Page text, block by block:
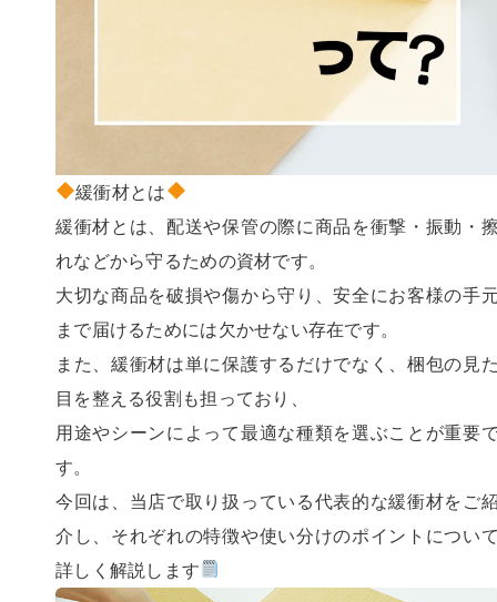
緩衝材とは
緩衝材とは、配送や保管の際に商品を衝撃・振動・
れなどから守るための資材です。
大切な商品を破損や傷から守り、安全にお客様の手
まで届けるためには欠かせない存在です。
また、緩衝材は単に保護するだけでなく、梱包の見
目を整える役割も担っており、
用途やシーンによって最適な種類を選ぶことが重要
す。
今回は、当店で取り扱っている代表的な緩衝材をご
介し、それぞれの特徴や使い分けのポイントについ
詳しく解説します